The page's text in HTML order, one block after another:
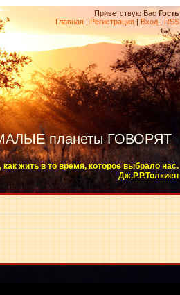
Приветствую Вас Гость
Главная | Регистрация | Вход | RSS
планеты ГОВОРЯТ
жить в то время, которое выбрало нас.
Дж.Р.Р.Толкиен